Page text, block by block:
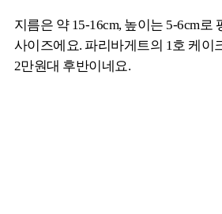
지름은 약 15-16cm, 높이는 5-6cm로
사이즈에요. 파리바게트의 1호 케이
2만원대 후반이네요.